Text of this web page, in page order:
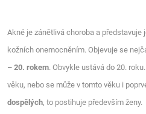
Akné je zánětlivá choroba a představuje
kožních onemocněním. Objevuje se
– 20. rokem. Obvykle ustává do 20.
věku, nebo se může v tomto věku i
dospělých, to postihuje především ženy.